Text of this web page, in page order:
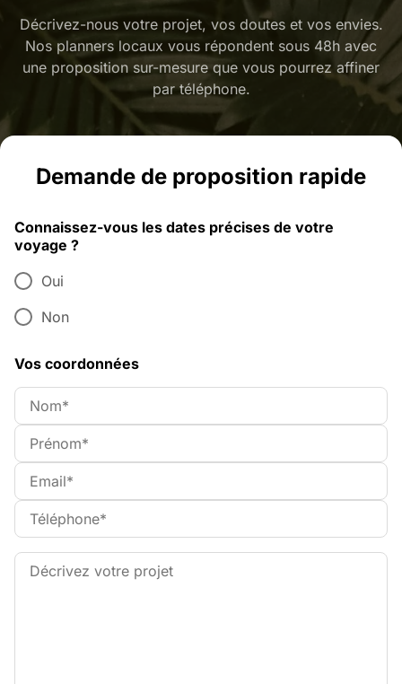
Décrivez-nous votre projet, vos doutes et vos envies.
Nos planners locaux vous répondent sous 48h avec
une proposition sur-mesure que vous pourrez affiner
par téléphone.
Demande de proposition rapide
Connaissez-vous les dates précises de votre
voyage ?
Oui
Non
Vos coordonnées